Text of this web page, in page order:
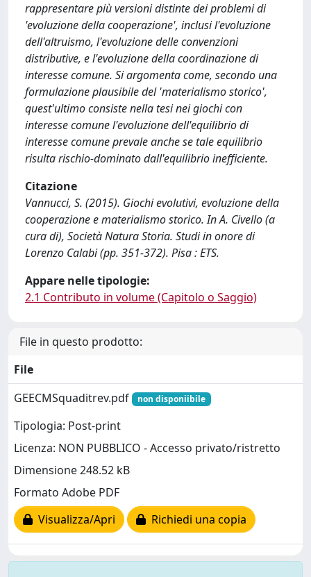
rappresentare più versioni distinte dei problemi di
'evoluzione della cooperazione', inclusi l'evoluzione
dell'altruismo, l'evoluzione delle convenzioni
distributive, e l'evoluzione della coordinazione di
interesse comune. Si argomenta come, secondo una
formulazione plausibile del 'materialismo storico',
quest'ultimo consiste nella tesi nei giochi con
interesse comune l'evoluzione dell'equilibrio di
interesse comune prevale anche se tale equilibrio
risulta rischio-dominato dall'equilibrio inefficiente.
Citazione
Vannucci, S. (2015). Giochi evolutivi, evoluzione della
cooperazione e materialismo storico. In A. Civello (a
cura di), Società Natura Storia. Studi in onore di
Lorenzo Calabi (pp. 351-372). Pisa : ETS.
Appare nelle tipologie:
2.1 Contributo in volume (Capitolo o Saggio)
File in questo prodotto:
File
GEECMSquaditrev.pdf
non disponiibile
Tipologia: Post-print
Licenza: NON PUBBLICO - Accesso privato/ristretto
Dimensione 248.52 kB
Formato Adobe PDF
Visualizza/Apri
Richiedi una copia